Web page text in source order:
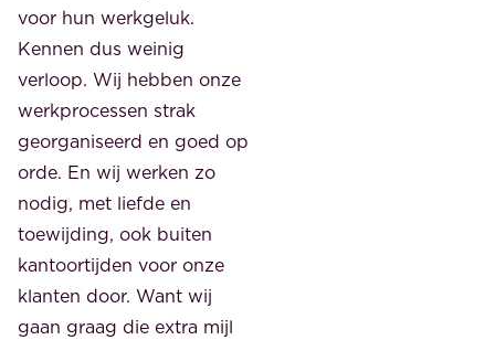
voor hun werkgeluk.
Kennen dus weinig
verloop. Wij hebben onze
werkprocessen strak
georganiseerd en goed op
orde. En wij werken zo
nodig, met liefde en
toewijding, ook buiten
kantoortijden voor onze
klanten door. Want wij
gaan graag die extra mijl